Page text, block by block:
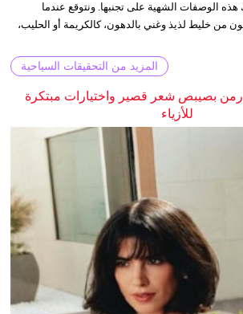
الوصفات الشهية على تجنبها. ونتوقع عندما
من خليط لذيذ وغني بالدهون، كالكريمة أو الحليب،
المزيد من التحقيقات السياحية
بصيبص شعر قصير واختيارات مبتكرة
للأزياء